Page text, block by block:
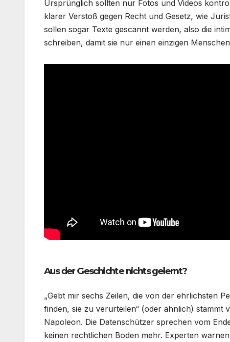
Ursprünglich sollten nur Fotos und Videos
klarer Verstoß gegen Recht und Gesetz, wie
sollen sogar Texte gescannt werden, also die
schreiben, damit sie nur einen einzigen
Aus der Geschichte nichts gelernt?
„Gebt mir sechs Zeilen, die von der ehrlichsten
finden, sie zu verurteilen“ (oder ähnlich)
Napoleon. Die Datenschützer sprechen vom
keinen rechtlichen Boden mehr. Experten